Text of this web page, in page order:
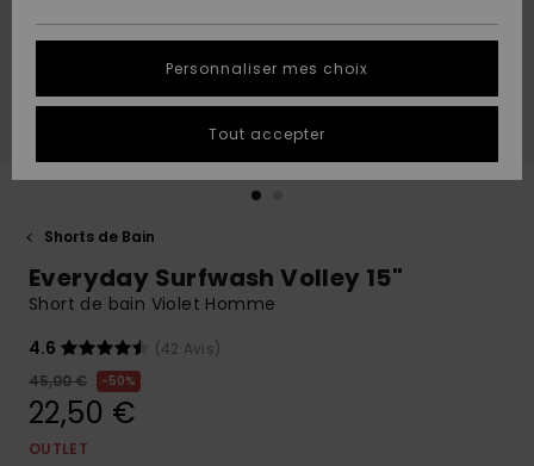
A
Découvrir
A
Découvrir
tailles
conversation
plus rapide
à votre
Démarrer
QUIKSILVER
Shorts de Bain
Everyday Surfwash Volley 15"
Short de bain Violet Homme
4.6
(42 Avis)
45,00 €
50%
22,50 €
OUTLET
Personnaliser mes choix
Tout accepter